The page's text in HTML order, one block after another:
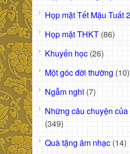
Họp mặt Tết Mậu Tuất
Họp mặt THKT (86)
Khuyến học (26)
Một góc đời thường (10)
Ngẫm nghĩ(7)
Những câu chuyện
(349)
Quà tặng âm nhạc (14)